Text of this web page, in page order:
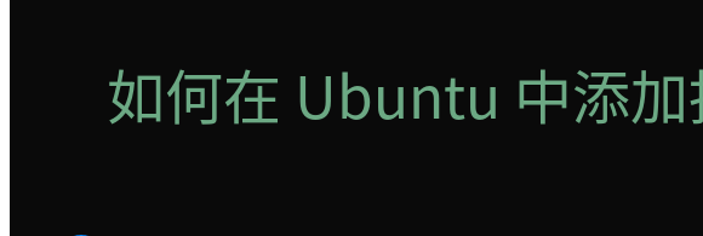
如何在 Ubuntu 中添